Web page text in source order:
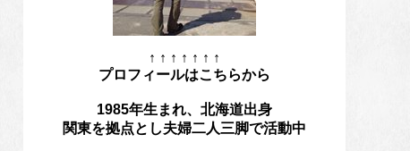
↑ ↑ ↑ ↑ ↑ ↑ ↑
プロフィールはこちらから
1985年生まれ、北海道出身
関東を拠点とし夫婦二人三脚で活動中